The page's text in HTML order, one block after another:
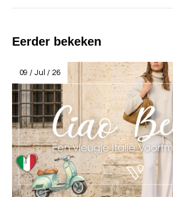
Eerder bekeken
09 / Jul / 26